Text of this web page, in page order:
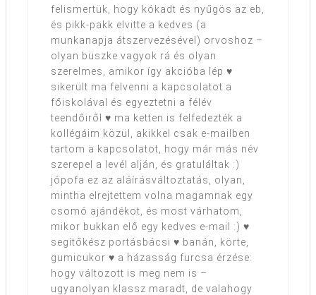
felismertük, hogy kókadt és nyűgös az eb,
és pikk-pakk elvitte a kedves (a
munkanapja átszervezésével) orvoshoz –
olyan büszke vagyok rá és olyan
szerelmes, amikor így akcióba lép ♥
sikerült ma felvenni a kapcsolatot a
főiskolával és egyeztetni a félév
teendőiről ♥ ma ketten is felfedezték a
kollégáim közül, akikkel csak e-mailben
tartom a kapcsolatot, hogy már más név
szerepel a levél alján, és gratuláltak :)
jópofa ez az aláírásváltoztatás, olyan,
mintha elrejtettem volna magamnak egy
csomó ajándékot, és most várhatom,
mikor bukkan elő egy kedves e-mail :) ♥
segítőkész portásbácsi ♥ banán, körte,
gumicukor ♥ a házasság furcsa érzése:
hogy változott is meg nem is –
ugyanolyan klassz maradt, de valahogy